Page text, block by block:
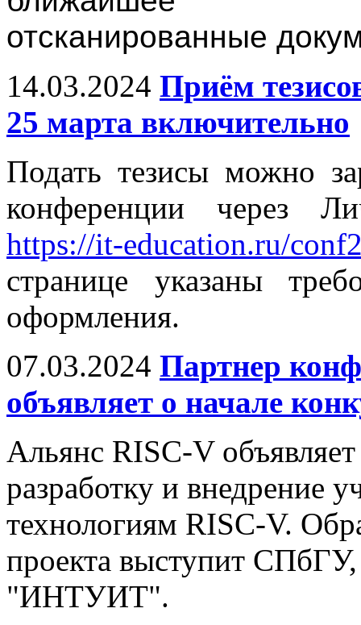
отсканированные
14.03.2024 Приём
25 марта включительно
Подать тезисы можно
конференции через
https://it-education.ru/
странице указаны
оформления.
07.03.2024 Партнер
объявляет о начале
Альянс RISC-V
разработку и внедрение
технологиям RISC-V.
проекта выступит
"ИНТУИТ".